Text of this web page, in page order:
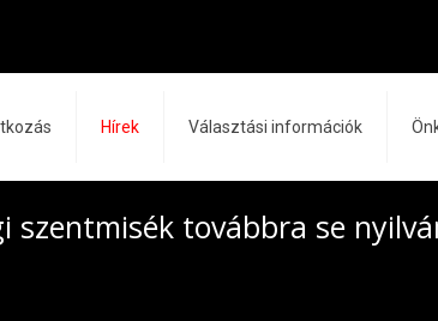
Hírek Választási információk
szentmisék továbbra se